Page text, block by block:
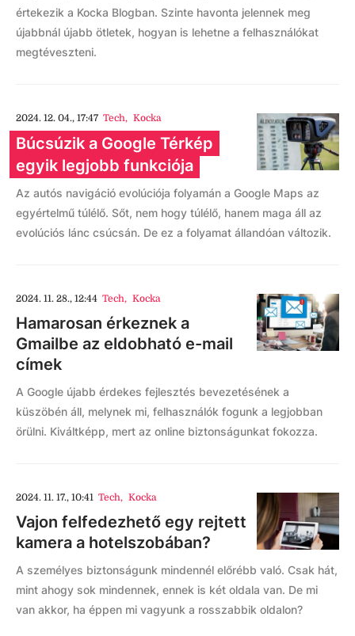
értekezik a Kocka Blogban. Szinte havonta jelennek meg
újabbnál újabb ötletek, hogyan is lehetne a felhasználókat
megtéveszteni.
2024. 12. 04., 17:47 Tech, Kocka
Búcsúzik a Google Térkép
egyik legjobb funkciója
Az autós navigáció evolúciója folyamán a Google Maps az
egyértelmű túlélő. Sőt, nem hogy túlélő, hanem maga áll az
evolúciós lánc csúcsán. De ez a folyamat állandóan változik.
2024. 11. 28., 12:44 Tech, Kocka
Hamarosan érkeznek a
Gmailbe az eldobható e-mail
címek
A Google újabb érdekes fejlesztés bevezetésének a
küszöbén áll, melynek mi, felhasználók fogunk a legjobban
örülni. Kiváltképp, mert az online biztonságunkat fokozza.
2024. 11. 17., 10:41 Tech, Kocka
Vajon felfedezhető egy rejtett
kamera a hotelszobában?
A személyes biztonságunk mindennél előrébb való. Csak hát,
mint ahogy sok mindennek, ennek is két oldala van. De mi
van akkor, ha éppen mi vagyunk a rosszabbik oldalon?